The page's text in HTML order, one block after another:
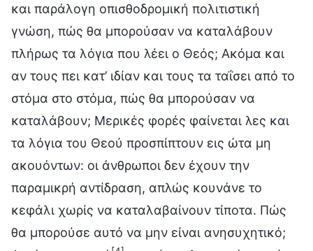
και παράλογη οπισθοδρομική πολιτιστική
γνώση, πώς θα μπορούσαν να καταλάβουν
πλήρως τα λόγια που λέει ο Θεός; Ακόμα και
αν τους πει κατ’ ιδίαν και τους τα ταΐσει από το
στόμα στο στόμα, πώς θα μπορούσαν να
καταλάβουν; Μερικές φορές φαίνεται λες και
τα λόγια του Θεού προσπίπτουν εις ώτα μη
ακουόντων: οι άνθρωποι δεν έχουν την
παραμικρή αντίδραση, απλώς κουνάνε το
κεφάλι χωρίς να καταλαβαίνουν τίποτα. Πώς
θα μπορούσε αυτό να μην είναι ανησυχητικό;